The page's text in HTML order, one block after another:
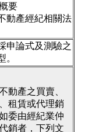
要
動產經紀相關法
申論式及測驗之
動產之買賣、
租賃或代理銷
委由經紀業仲
銷者，下列文